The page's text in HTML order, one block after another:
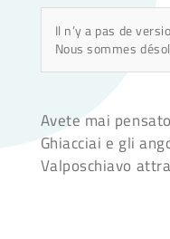
Il n’y a pas de
Nous sommes
Avete mai
Ghiacciai e gli
Valposchiavo